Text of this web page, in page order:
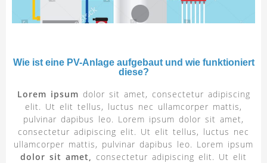
Wie ist eine PV-Anlage aufgebaut und wie funktioniert
diese?
Lorem ipsum dolor sit amet, consectetur adipiscing
elit. Ut elit tellus, luctus nec ullamcorper mattis,
pulvinar dapibus leo. Lorem ipsum dolor sit amet,
consectetur adipiscing elit. Ut elit tellus, luctus nec
ullamcorper mattis, pulvinar dapibus leo. Lorem ipsum
dolor sit amet, consectetur adipiscing elit. Ut elit